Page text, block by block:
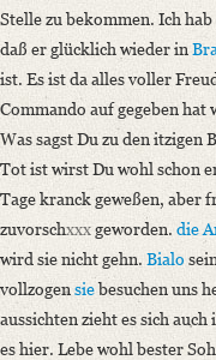
Stelle zu bekommen. Ich
daß er glücklich wieder in
ist. Es ist da alles voller
Commando auf gegeben hat
Was sagst Du zu den itzigen
Tot ist wirst Du wohl schon
Tage kranck geweßen, aber
zuvorschxxxgeworden. die
wird sie nicht gehn. Bialo
vollzogensiebesuchen uns
aussichten zieht es sich auch
es hier. Lebe wohl bester